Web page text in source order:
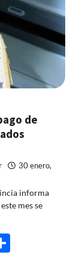
de
30 enero,
informa
mes se
Share